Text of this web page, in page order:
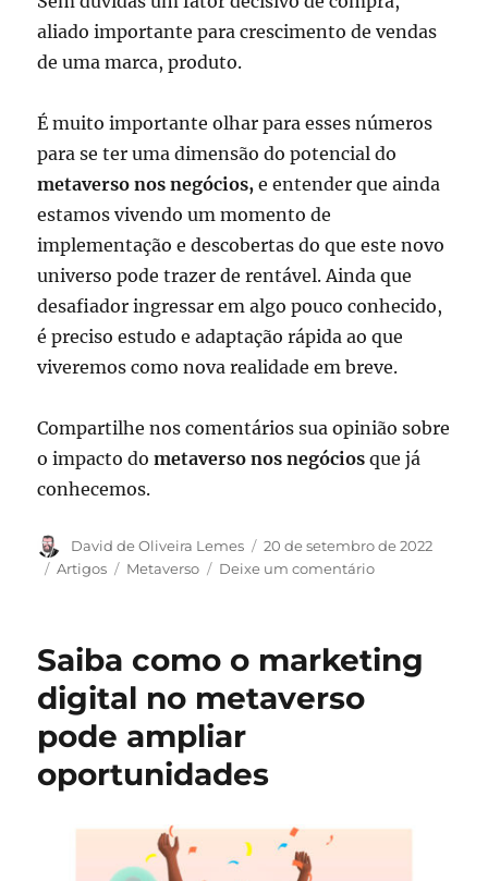
aliado importante para crescimento de vendas
de uma marca, produto.
É muito importante olhar para esses números
para se ter uma dimensão do potencial do
metaverso nos negócios,e entender que ainda
estamos vivendo um momento de
implementação e descobertas do que este novo
universo pode trazer de rentável. Ainda que
desafiador ingressar em algo pouco conhecido,
é preciso estudo e adaptação rápida ao que
viveremos como nova realidade em breve.
Compartilhe nos comentários sua opinião sobre
o impacto dometaverso nos negócios que já
conhecemos.
Autor
David de Oliveira Lemes
Publicado
em
20 de setembro de 2022
Categorias
Artigos Tags
Metaverso Deixe um comentárioem
entenda
Saiba como o marketing
digital no metaverso
pode ampliar
oportunidades